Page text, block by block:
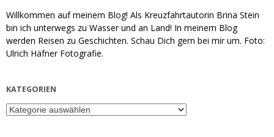
Willkommen auf meinem Blog! Als Kreuzfahrtautorin Brina Stein
bin ich unterwegs zu Wasser und an Land! In meinem Blog
werden Reisen zu Geschichten. Schau Dich gern bei mir um. Foto:
Ulrich Häfner Fotografie.
KATEGORIEN
Kategorien